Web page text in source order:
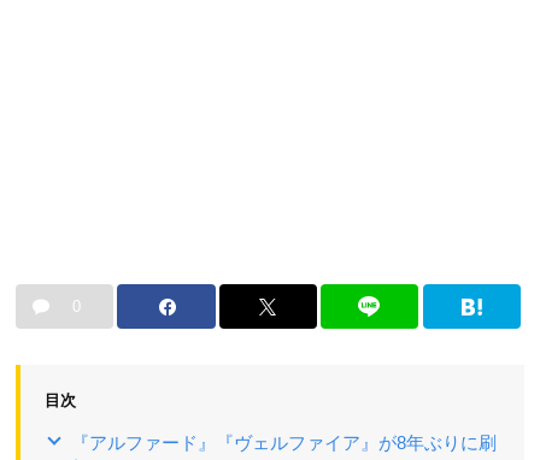
0
目次
『アルファード』『ヴェルファイア』が8年ぶりに刷